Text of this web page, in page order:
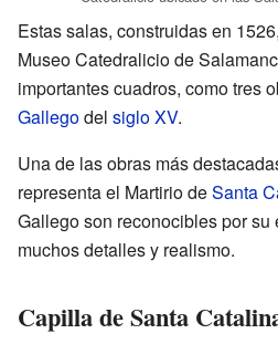
Estas salas, construidas en
Museo Catedralicio de
importantes cuadros, como tres
Gallegodel siglo XV.
Una de las obras más
representa el Martirio deSanta
Gallego son reconocibles por su
muchos detalles y realismo.
Capilla de Santa